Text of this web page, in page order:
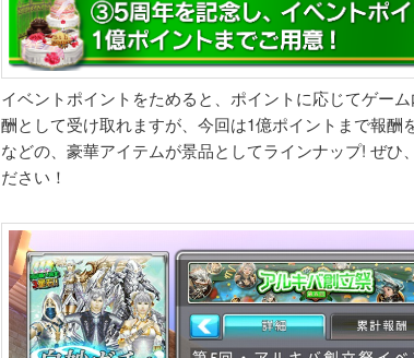
イベントポイントをためると、ポイントに応じてゲー
酬として受け取れますが、今回は1億ポイントまで報酬
などの、豪華アイテムが景品としてラインナップ! ぜひ
ださい！